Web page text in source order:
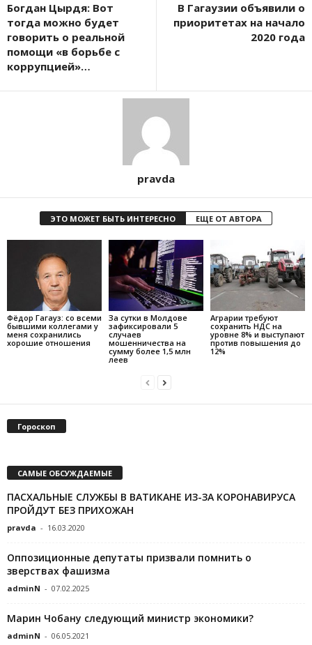
Богдан Цырдя: Вот
тогда можно будет
говорить о реальной
помощи «в борьбе с
коррупцией»…
В Гагаузии объявили о
приоритетах на начало
2020 года
pravda
ЭТО МОЖЕТ БЫТЬ ИНТЕРЕСНО ЕЩЕ ОТ АВТОРА
Фёдор Гагауз: со всеми
бывшими коллегами у
меня сохранились
хорошие отношения
За сутки в Молдове
зафиксировали 5
случаев
мошенничества на
сумму более 1,5 млн
леев
Аграрии требуют
сохранить НДС на
уровне 8% и выступают
против повышения до
12%
Гороскоп
САМЫЕ ОБСУЖДАЕМЫЕ
ПАСХАЛЬНЫЕ СЛУЖБЫ В ВАТИКАНЕ ИЗ-ЗА КОРОНАВИРУСА
ПРОЙДУТ БЕЗ ПРИХОЖАН
pravda - 16.03.2020
Оппозиционные депутаты призвали помнить о
зверствах фашизма
adminN - 07.02.2025
Марин Чобану следующий министр экономики?
adminN - 06.05.2021